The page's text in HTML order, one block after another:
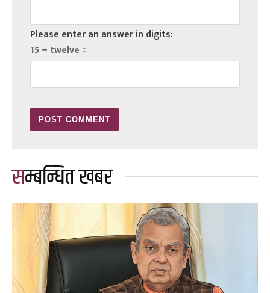
Please enter an answer in digits:
15 + twelve =
सम्बन्धित खबर